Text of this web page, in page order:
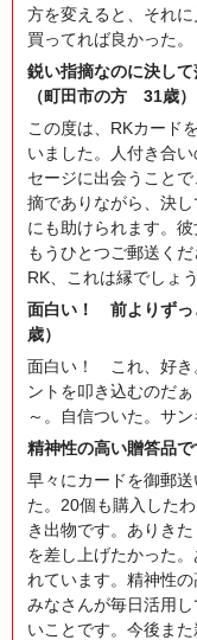
方を変えると、それ
買ってれば良かった。
鋭い指摘なのに決し
（町田市の方 31歳）
この度は、RKカード
いました。人付き合
セージに出会うこと
摘でありながら、決
にも助けられます。
もうひとつご郵送く
RK、これは縁でしょ
面白い！ 前よりずっ
歳）
面白い！ これ、好き
ントを叩き込むのだ
～。自信ついた。サン
精神性の高い贈答品
早々にカードを御郵
た。20個も購入した
き出物です。ありき
を差し上げたかった
れています。精神性の
みなさんが毎日活用
いことです。今後ま